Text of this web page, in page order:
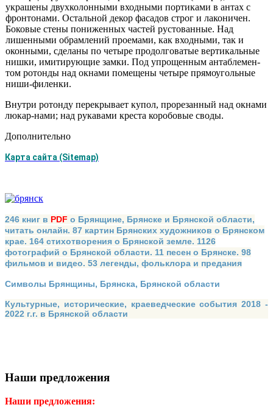
украшены двухко­лонными входными портиками в антах с
фронтонами. Остальной декор фаса­дов строг и лаконичен.
Боковые сте­ны пониженных частей рустованные. Над
лишенными обрамлений проема­ми, как входными, так и
оконными, сделаны по четыре продолговатые вертикальные
нишки, имитирующие замки. Под упрощенным антаблемен­
том ротонды над окнами помещены четыре прямоугольные
ниши-филен­ки.
Внутри ротонду перекрывает ку­пол, прорезанный над окнами
люкар-нами; над рукавами креста коробовые своды.
Дополнительно
Карта сайта (Sitemap)
246 книг в PDF о Брянщине, Брянске и Брянской области,
читать онлайн. 87 картин Брянских художников о Брянском
крае. 164 стихотворения о Брянской земле. 1126
фотографий о Брянской области. 11 песен о Брянске. 98
фильмов и видео. 53 легенды, фольклора и предания
Символы Брянщины, Брянска, Брянской области
Культурные, исторические, краеведческие события 2018 -
2022 г.г. в Брянской области
Наши предложения
Наши предложения: